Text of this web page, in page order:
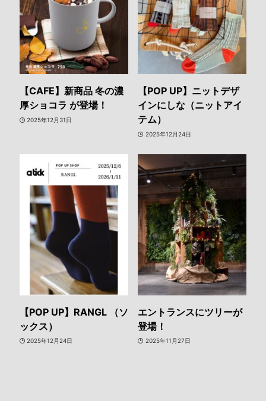
【CAFE】新商品 冬の濃
厚ショコラ が登場！
2025年12月31日
【POP UP】ニットデザ
インにしな（ニットアイ
テム）
2025年12月24日
【POP UP】RANGL （ソ
ックス）
2025年12月24日
エントランスにツリーが
登場！
2025年11月27日